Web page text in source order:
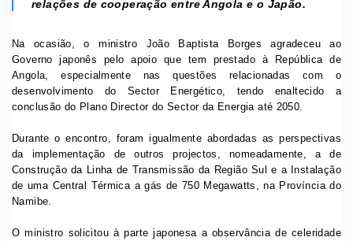
relações de cooperação entre Angola e o Japão.
Na ocasião, o ministro João Baptista Borges agradeceu ao
Governo japonês pelo apoio que tem prestado à República de
Angola, especialmente nas questões relacionadas com o
desenvolvimento do Sector Energético, tendo enaltecido a
conclusão do Plano Director do Sector da Energia até 2050.
Durante o encontro, foram igualmente abordadas as perspectivas
da implementação de outros projectos, nomeadamente, a de
Construção da Linha de Transmissão da Região Sul e a Instalação
de uma Central Térmica a gás de 750 Megawatts, na Província do
Namibe.
O ministro solicitou à parte japonesa a observância de celeridade